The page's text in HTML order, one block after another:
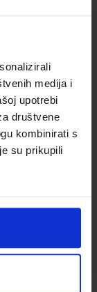
medija i
upotrebi
društvene
kombinirati s
su prikupili
7274